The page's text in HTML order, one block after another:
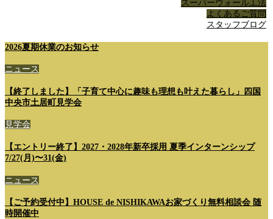
スーパーウォール工法
よくあるご質問
スタッフブログ
2026夏期休業のお知らせ
ニュース
【終了しました】「子育て中心に趣味も理想も叶えた暮らし」四国
中央市土居町見学会
見学会
【エントリー終了】2027・2028年新卒採用 夏季インターンシップ
7/27(月)〜31(金)
ニュース
【ご予約受付中】HOUSE de NISHIKAWAお家づくり無料相談会 随
時開催中